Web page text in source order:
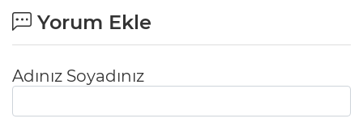
Yorum Ekle
Adınız Soyadınız